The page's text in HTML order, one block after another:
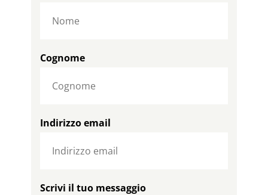
Cognome
Indirizzo email
Scrivi il tuo messaggio